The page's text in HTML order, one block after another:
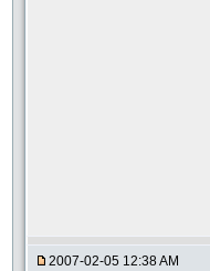
2007-02-05 12:38 AM